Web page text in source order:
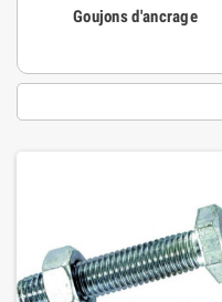
Goujons d'ancrage